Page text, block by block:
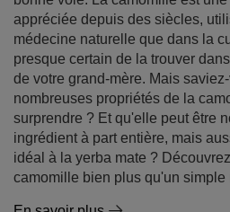
idéal à la yerba mate ?
camomille bien plus qu'un simple
En savoir plus